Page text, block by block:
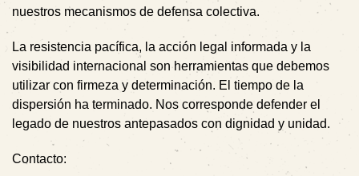
nuestros mecanismos de defensa colectiva.
La resistencia pacífica, la acción legal informada y la
visibilidad internacional son herramientas que debemos
utilizar con firmeza y determinación. El tiempo de la
dispersión ha terminado. Nos corresponde defender el
legado de nuestros antepasados con dignidad y unidad.
Contacto: